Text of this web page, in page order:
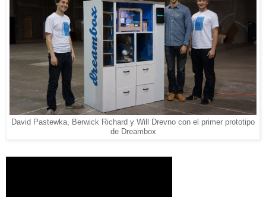
David Pastewka, Berwick Richard y Will Drevno con el primer prototipo
de Dreambox